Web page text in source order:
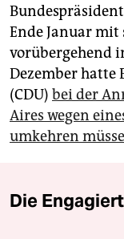
Ende Januar mit
vorübergehend
Dezember hatte
(CDU) bei der
Aires wegen
umkehren
Die